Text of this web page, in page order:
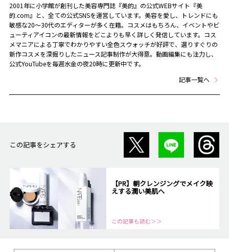
2001年に小学館が創刊した美容専門誌『美的』の公式WEBサイト『美
的.com』と、全ての公式SNSを運営しています。美容を愛し、トレンドにも
敏感な20～30代のエディターが多く在籍。コスメはもちろん、イベントやビ
ューティアイコンの最新情報をどこよりも早く詳しく発信しています。コス
メマニアによる丁寧でわかりやすい全色スウォッチが好評で、選りすぐりの
新作コスメを深掘りしたニュース記事制作が大得意。動画編集にも注力し、
公式YouTubeを毎週水金の夜20時に更新中です。
記事一覧へ
この記事をシェアする
【PR】朝クレンジングでメイク映
えする潤い美肌へ
この記事も読む＞＞